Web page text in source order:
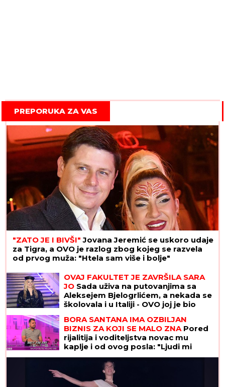
PREPORUKA ZA VAS
"ZATO JE I BIVŠI" Jovana Jeremić se uskoro udaje
za Tigra, a OVO je razlog zbog kojeg se razvela
od prvog muža: "Htela sam više i bolje"
OVAJ FAKULTET JE ZAVRŠILA SARA
JO Sada uživa na putovanjima sa
Aleksejem Bjelogrlićem, a nekada se
školovala i u Italiji - OVO joj je bio
BORA SANTANA IMA OZBILJAN
BIZNIS ZA KOJI SE MALO ZNAPored
rijalitija i voditeljstva novac mu
kaplje i od ovog posla: "Ljudi mi
dolaze svakodnevno"